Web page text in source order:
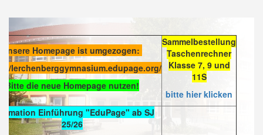
Unsere Homepage ist umgezogen:
lerchenberggymnasium.edupage.org/
Bitte die neue Homepage nutzen!
Sammelbestellung
Taschenrechner
Klasse 7, 9 und
11S
bitte hier klicken
Einführung "EduPage" ab SJ
25/26